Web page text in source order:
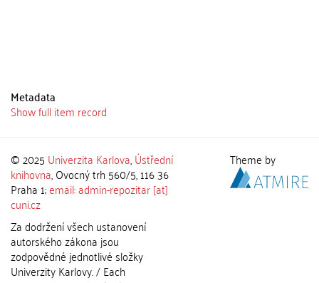
Metadata
Show full item record
© 2025 Univerzita Karlova,Ústřední
knihovna, Ovocný trh 560/5, 116 36
Praha 1;email: admin-repozitar [at]
cuni.cz
Za dodržení všech ustanovení
autorského zákona jsou
zodpovědné jednotlivé složky
Univerzity Karlovy. / Each
Theme by